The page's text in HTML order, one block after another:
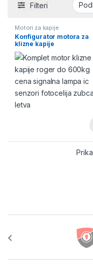
Filteri
Motori za kapije
Konfigurator motora za
klizne kapije
Brands